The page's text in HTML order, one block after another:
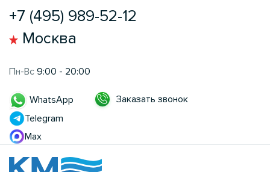
+7 (495) 989-52-12
Москва
Пн-Вс 9:00 - 20:00
WhatsApp
Telegram
Max
Заказать звонок